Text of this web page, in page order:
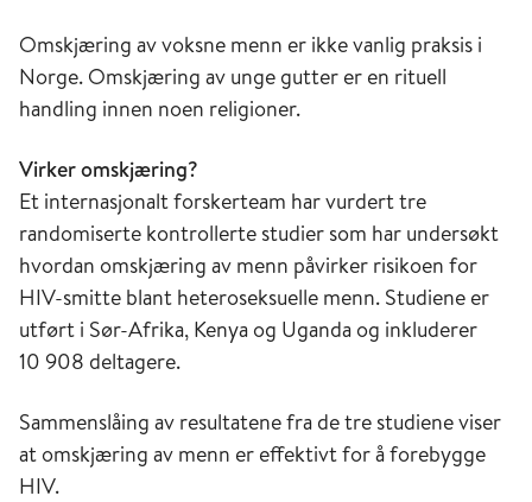
Omskjæring av voksne menn er ikke vanlig praksis i
Norge. Omskjæring av unge gutter er en rituell
handling innen noen religioner.
Virker omskjæring?
Et internasjonalt forskerteam har vurdert tre
randomiserte kontrollerte studier som har undersøkt
hvordan omskjæring av menn påvirker risikoen for
HIV-smitte blant heteroseksuelle menn. Studiene er
utført i Sør-Afrika, Kenya og Uganda og inkluderer
10 908 deltagere.
Sammenslåing av resultatene fra de tre studiene viser
at omskjæring av menn er effektivt for å forebygge
HIV.